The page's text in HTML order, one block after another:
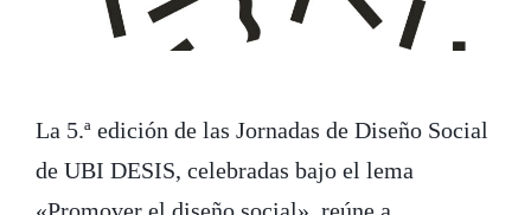
La 5.ª edición de las Jornadas de Diseño Social
de UBI DESIS, celebradas bajo el lema